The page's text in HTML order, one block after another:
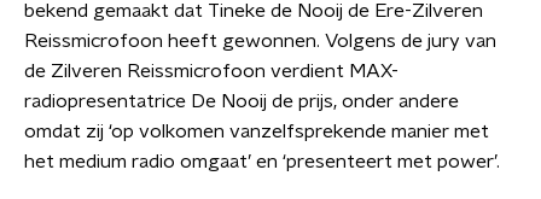
bekend gemaakt dat Tineke de Nooij de Ere-Zilveren
Reissmicrofoon heeft gewonnen. Volgens de jury van
de Zilveren Reissmicrofoon verdient MAX-
radiopresentatrice De Nooij de prijs, onder andere
omdat zij ‘op volkomen vanzelfsprekende manier met
het medium radio omgaat’ en ‘presenteert met power’.